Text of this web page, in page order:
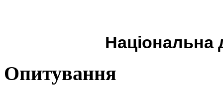
Національна
Опитування